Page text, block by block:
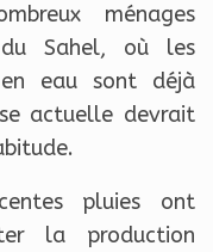
ménages
Sahel, où les
eau sont déjà
actuelle devrait
pluies ont
la production